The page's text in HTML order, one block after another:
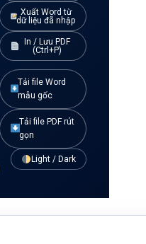
Xuất Word từ
dữ liệu đã nhập
In / Lưu PDF
(Ctrl+P)
Tải file Word
mẫu gốc
Tải file PDF rút
gọn
Light / Dark